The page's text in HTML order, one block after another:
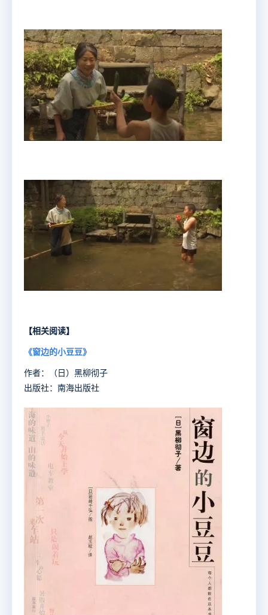
【相关阅读】
《窗边的小豆豆》
作者：（日）黑柳彻子
出版社：南海出版社